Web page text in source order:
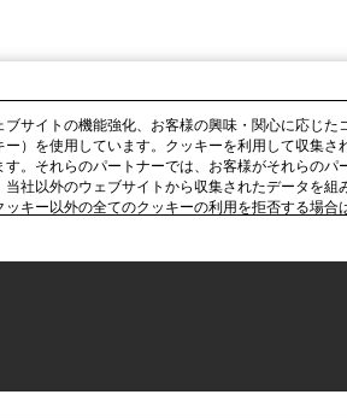
ブサイトの機能強化、お客様の興味・関心に応じ
ー）を使用しています。クッキーを利用して収集
す。それらのパートナーでは、お客様がそれらの
当社以外のウェブサイトから収集されたデータを
ッキー以外の全てのクッキーの利用を拒否する場